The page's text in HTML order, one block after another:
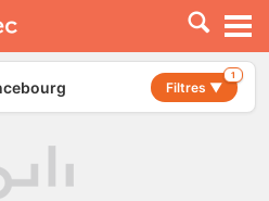
Filtres ▼
1